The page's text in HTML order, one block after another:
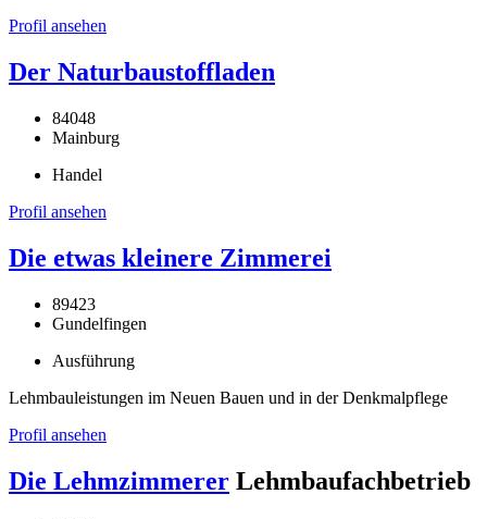
Profil ansehen
Der Naturbaustoffladen
84048
Mainburg
Handel
Profil ansehen
Die etwas kleinere Zimmerei
89423
Gundelfingen
Ausführung
Lehmbauleistungen im Neuen Bauen und in der Denkmalpflege
Profil ansehen
Die Lehmzimmerer Lehmbaufachbetrieb